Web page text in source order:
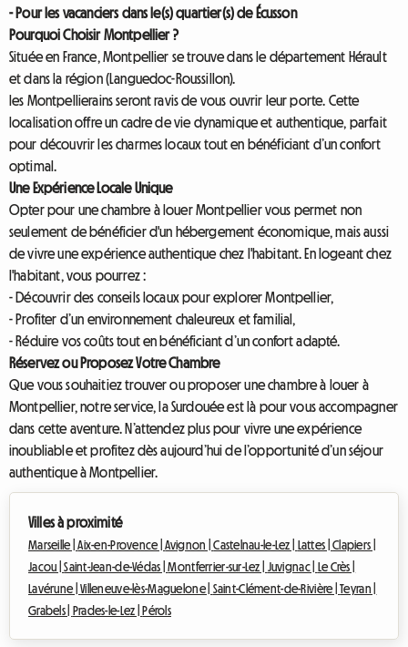
- Pour les vacanciers dans le(s) quartier(s) de Écusson
Pourquoi Choisir Montpellier ?
Située en France, Montpellier se trouve dans le département Hérault
et dans la région (Languedoc-Roussillon).
les Montpellierains seront ravis de vous ouvrir leur porte. Cette
localisation offre un cadre de vie dynamique et authentique, parfait
pour découvrir les charmes locaux tout en bénéficiant d’un confort
optimal.
Une Expérience Locale Unique
Opter pour une chambre à louer Montpellier vous permet non
seulement de bénéficier d'un hébergement économique, mais aussi
de vivre une expérience authentique chez l'habitant. En logeant chez
l'habitant, vous pourrez :
- Découvrir des conseils locaux pour explorer Montpellier,
- Profiter d’un environnement chaleureux et familial,
- Réduire vos coûts tout en bénéficiant d’un confort adapté.
Réservez ou Proposez Votre Chambre
Que vous souhaitiez trouver ou proposer une chambre à louer à
Montpellier, notre service, la Surdouée est là pour vous accompagner
dans cette aventure. N’attendez plus pour vivre une expérience
inoubliable et profitez dès aujourd’hui de l’opportunité d’un séjour
authentique à Montpellier.
Villes à proximité
Marseille |Aix-en-Provence |Avignon |Castelnau-le-Lez | Lattes |Clapiers |
Jacou |Saint-Jean-de-Védas |Montferrier-sur-Lez | Juvignac |
Le Crès |
Lavérune |Villeneuve-lès-Maguelone | Saint-Clément-de-Rivière |Teyran |
Grabels |
Prades-le-Lez | Pérols